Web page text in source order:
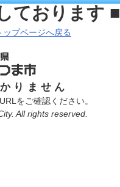
ております ■
プページへ戻る
りません
をご確認ください。
All rights reserved.